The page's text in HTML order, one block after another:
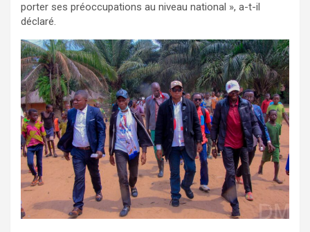
porter ses préoccupations au niveau national », a-t-il
déclaré.